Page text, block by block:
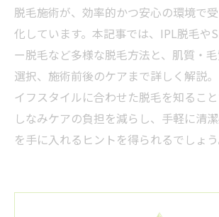
脱毛施術が、効率的かつ安心の環境で
化しています。本記事では、IPL脱毛や
ー脱毛など多様な脱毛方法と、肌質・
選択、施術前後のケアまで詳しく解説
イフスタイルに合わせた脱毛を知るこ
しなみケアの負担を減らし、手軽に清
を手に入れるヒントを得られるでしょう